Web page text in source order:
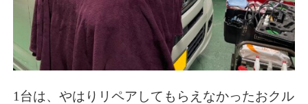
1台は、やはりリペアしてもらえなかったおクル